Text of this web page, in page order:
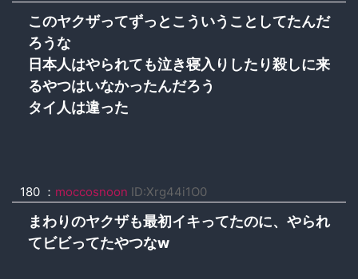
このヤクザってずっとこういうことしてたんだ
ろうな
日本人はやられても泣き寝入りしたり殺しに来
るやつはいなかったんだろう
タイ人は違った
180 ： moccosnoon ID:Xrg44i1O0
まわりのヤクザも最初イキってたのに、やられ
てビビってたやつなw